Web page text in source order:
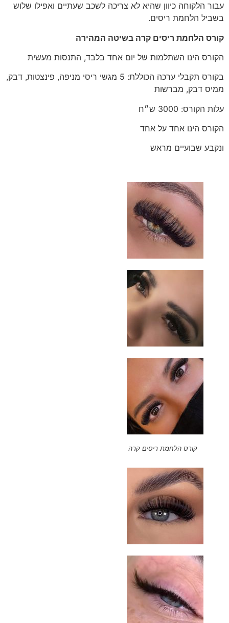
עבור הלקוחה כיוון שהיא לא צריכה לשכב שעתיים ואפילו שלוש
בשביל הלחמת ריסים.
קורס הלחמת ריסים קרה בשיטה המהירה
הקורס הינו השתלמות של יום אחד בלבד, התנסות מעשית
בקורס תקבלי ערכה הכוללת: 5 מגשי ריסי מניפה, פינצטות, דבק,
ממיס דבק, מברשות
עלות הקורס: 3000 ש״ח
הקורס הינו אחד על אחד
ונקבע שבועיים מראש
קורס הלחמת ריסים קרה